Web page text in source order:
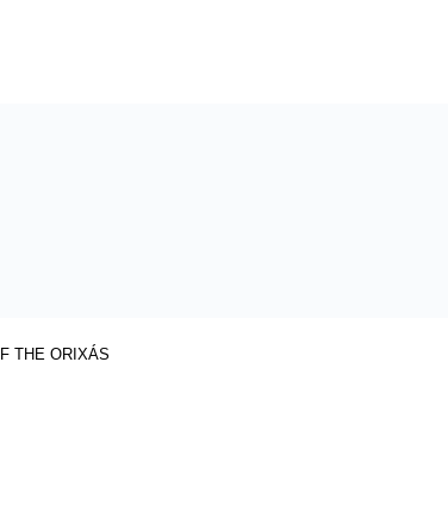
THE ORIXÁS